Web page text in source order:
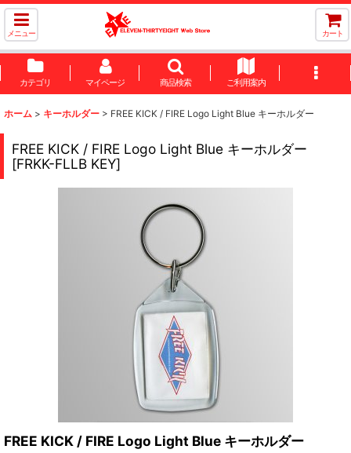
メニュー カート
カテゴリ マイページ 商品検索 ご利用案内
ホーム > キーホルダー > FREE KICK / FIRE Logo Light Blue キーホルダー
FREE KICK / FIRE Logo Light Blue キーホルダー
[FRKK-FLLB KEY]
FREE KICK / FIRE Logo Light Blue キーホルダー